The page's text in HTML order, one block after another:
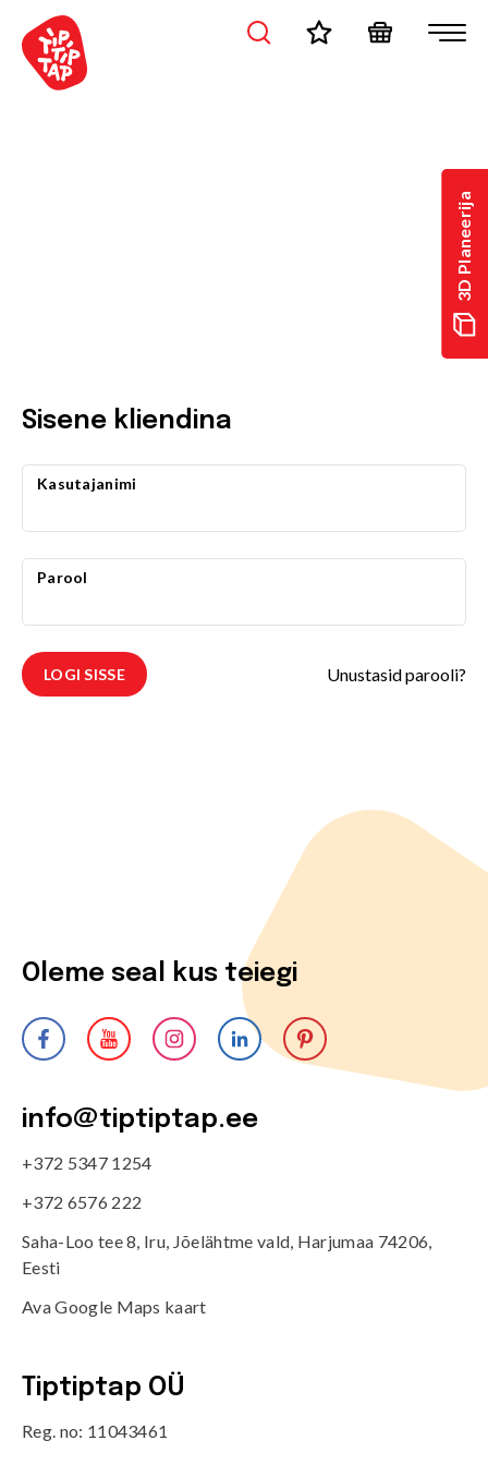
3D Planeerija
Sisene kliendina
Kasutajanimi
Parool
LOGI SISSE Unustasid parooli?
Oleme seal kus teiegi
info@tiptiptap.ee
+372 5347 1254
+372 6576 222
Saha-Loo tee 8, Iru, Jõelähtme vald, Harjumaa 74206,
Eesti
Ava Google Maps kaart
Tiptiptap OÜ
Reg. no: 11043461